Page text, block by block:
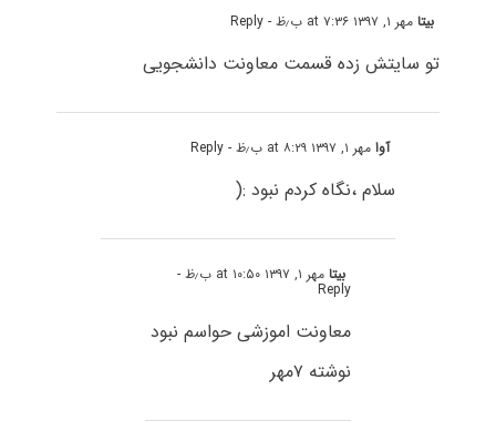
بیتامهر ۱, ۱۳۹۷ at ۷:۳۶ ب٫ظ - Reply
تو سایتش زده قسمت معاونت دانشجویی
آوامهر ۱, ۱۳۹۷ at ۸:۲۹ ب٫ظ - Reply
سلام ،نگاه کردم نبود :(
بیتامهر ۱, ۱۳۹۷ at ۱۰:۵۰ ب٫ظ -
Reply
معاونت اموزشی حواسم نبود
نوشته ۷مهر